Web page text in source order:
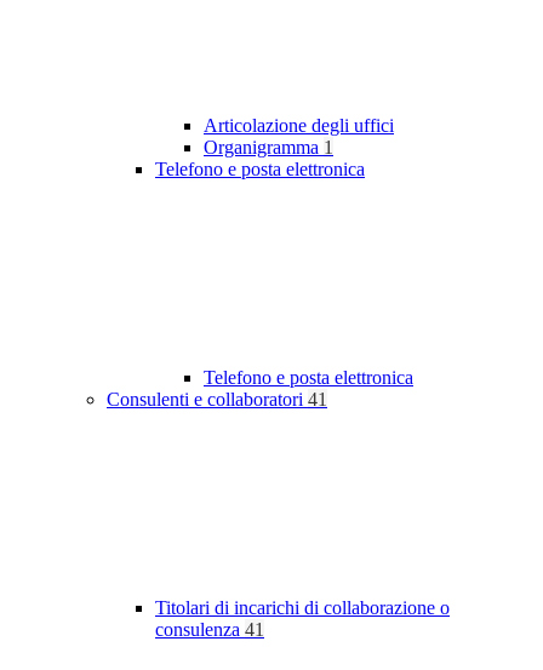
Articolazione degli uffici
Organigramma 1
Telefono e posta elettronica
Telefono e posta elettronica
Consulenti e collaboratori 41
Titolari di incarichi di collaborazione o
consulenza 41